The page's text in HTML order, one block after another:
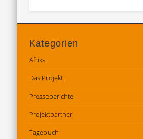
Kategorien
Afrika
Das Projekt
Presseberichte
Projektpartner
Tagebuch